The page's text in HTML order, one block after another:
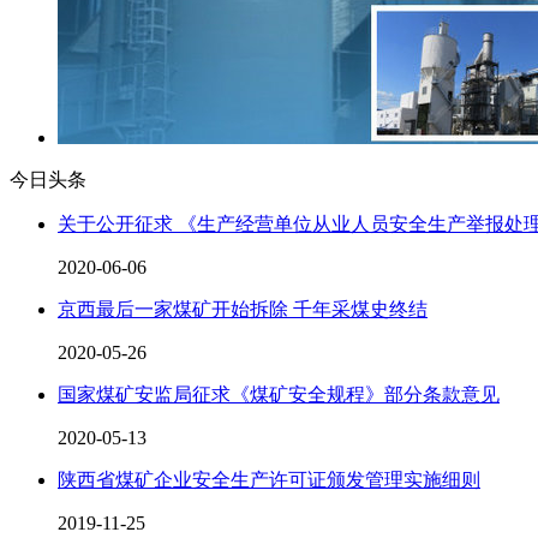
今日头条
关于公开征求 《生产经营单位从业人员安全生产举报处
2020-06-06
京西最后一家煤矿开始拆除 千年采煤史终结
2020-05-26
国家煤矿安监局征求《煤矿安全规程》部分条款意见
2020-05-13
陕西省煤矿企业安全生产许可证颁发管理实施细则
2019-11-25